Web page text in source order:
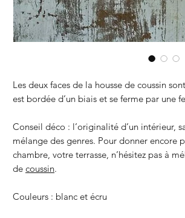
Les deux faces de la housse de coussin
est bordée d’un biais et se ferme par une
Conseil déco : l’originalité d’un intérieur,
mélange des genres. Pour donner encore
chambre, votre terrasse, n’hésitez pas à
de coussin.
Couleurs : blanc et écru